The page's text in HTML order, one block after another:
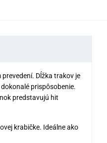
Dĺžka trakov je
prispôsobenie.
predstavujú hit
krabičke. Ideálne ako